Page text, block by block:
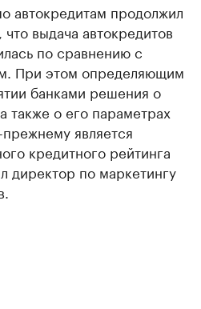
автокредитам продолжил
выдача автокредитов
по сравнению с
При этом определяющим
банками решения о
также о его параметрах
является
кредитного рейтинга
директор по маркетингу